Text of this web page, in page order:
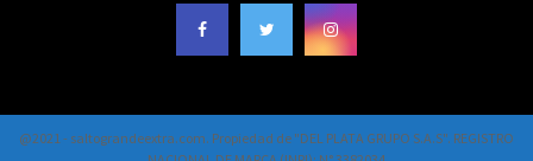
@2021 - saltograndeextra.com. Propiedad de "DEL PLATA GRUPO S.A.S". REGISTRO